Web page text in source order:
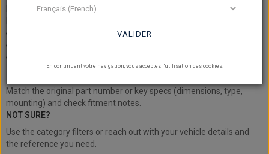
Find springs, lexus and short and compare options.
Search by part number / model
Match the original part number or key specs (dimensions, type,
mounting) and check fitment notes.
NOT SURE?
Use the category filters or reach out with your vehicle details and
the reference you need.
VALIDER
En continuant votre navigation, vous acceptez l'utilisation des cookies.